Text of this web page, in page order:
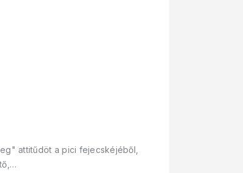
attitűdöt a pici fejecskéjéből,